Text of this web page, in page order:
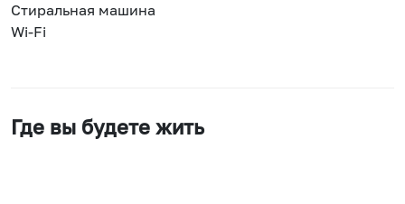
Стиральная машина
Wi-Fi
Где вы будете жить